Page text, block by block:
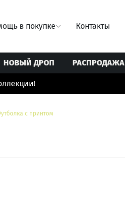
в покупке Контакты
НОВЫЙ ДРОП РАСПРОДАЖА
с принтом